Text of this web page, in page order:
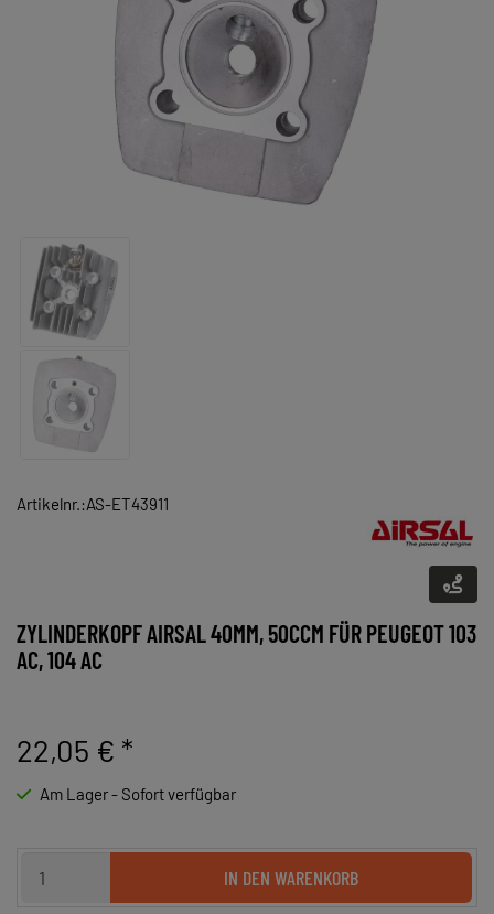
Artikelnr.:AS-ET43911
ZYLINDERKOPF AIRSAL 40MM, 50CCM FÜR PEUGEOT 103
AC, 104 AC
22,05 € *
Am Lager - Sofort verfügbar
IN DEN WARENKORB